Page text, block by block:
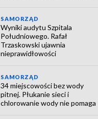
SAMORZĄD
Wyniki audytu Szpitala
Południowego. Rafał
Trzaskowski ujawnia
nieprawidłowości
SAMORZĄD
34 miejscowości bez wody
pitnej. Płukanie sieci i
chlorowanie wody nie pomaga